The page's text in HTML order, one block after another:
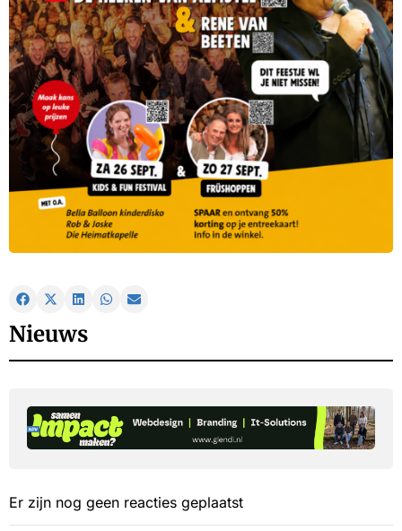
Nieuws
Er zijn nog geen reacties geplaatst